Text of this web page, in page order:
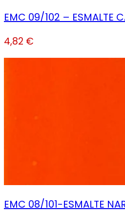
EMC 09/102 – ESMALTE
4,82 €
EMC 08/101-ESMALTE